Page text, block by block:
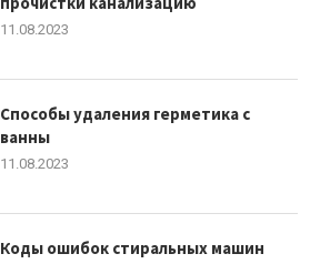
11.08.2023
Способы удаления герметика с
ванны
11.08.2023
Коды ошибок стиральных машин